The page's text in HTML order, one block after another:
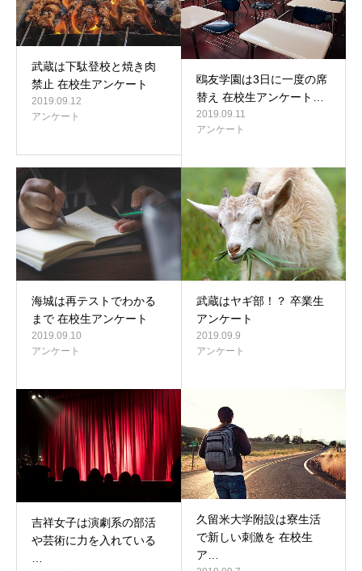
武蔵は下駄登校と焼き肉
禁止 在校生アンケート
2019.09.12
アンケート
鴎友学園は3日に一度の席
替え 在校生アンケート…
2019.09.11
アンケート
海城は再テストでわかる
まで 在校生アンケート
2019.09.10
アンケート
武蔵はヤギ部！？ 卒業生
アンケート
2019.09.9
アンケート
吉祥女子は演劇系の部活
や芸術に力を入れている
久留米大学附設は寮生活
で新しい刺激を 在校生
ア…